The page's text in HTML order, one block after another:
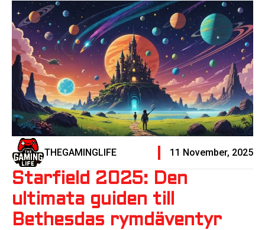
THEGAMINGLIFE 11 November, 2025
Starfield 2025: Den
ultimata guiden till
Bethesdas rymdäventyr